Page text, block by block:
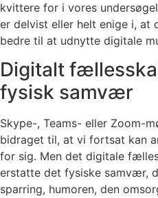
kvittere for i vores
er delvist eller helt enige i, at
bedre til at udnytte digitale
Digitalt
fysisk samvær
Skype-, Teams- eller Zoom-
bidraget til, at vi fortsat kan
for sig. Men det digitale
erstatte det fysiske samvær,
sparring, humoren, den